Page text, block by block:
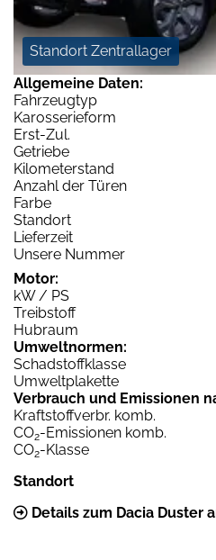
Standort Zentrallager
Allgemeine Daten:
Fahrzeugtyp
Karosserieform
Erst-Zul.
Getriebe
Kilometerstand
Anzahl der Türen
Farbe
Standort
Lieferzeit
Unsere Nummer
Motor:
kW / PS
Treibstoff
Hubraum
Umweltnormen:
Schadstoffklasse
Umweltplakette
Verbrauch und Emissionen
Kraftstoffverbr. komb.
CO2-Emissionen komb.
CO2-Klasse
Standort
Details zum Dacia Duster